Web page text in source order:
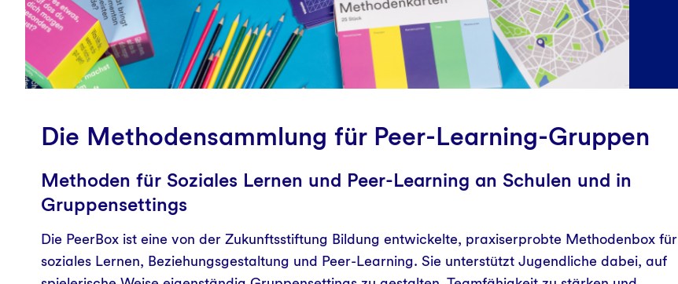
Unsere Arbeitsweise
Kontakt
Wirkungsmessung
Unsere Arbeitsweise
Kontakt
Die Methodensammlung für Peer-Learning-Gruppen
Methoden für Soziales Lernen und Peer-Learning an Schulen und in
Gruppensettings
Die PeerBox ist eine von der Zukunftsstiftung Bildung entwickelte, praxiserprobte Methodenbox für
soziales Lernen, Beziehungsgestaltung und Peer-Learning. Sie unterstützt Jugendliche dabei, auf